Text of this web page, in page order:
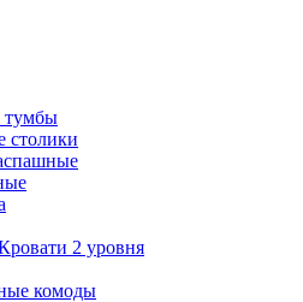
столики
2 уровня
комоды